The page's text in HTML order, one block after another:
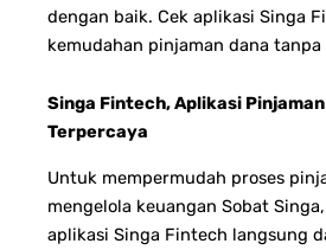
dengan baik. Cek aplikasi Singa
kemudahan pinjaman dana
Singa Fintech, Aplikasi
Terpercaya
Untuk mempermudah proses
mengelola keuangan Sobat
aplikasi Singa Fintech langsung